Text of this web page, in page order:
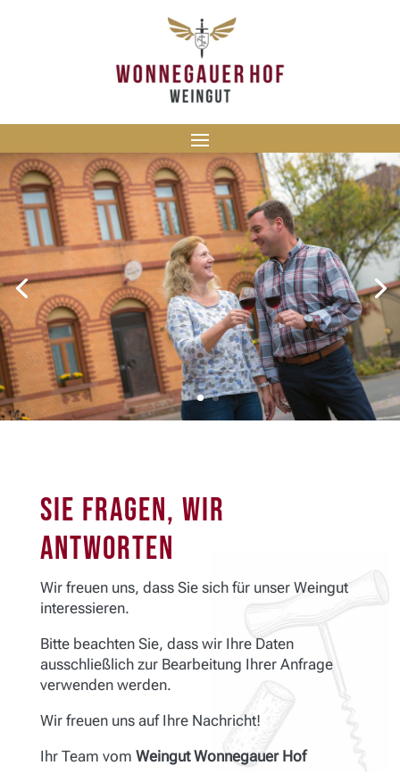
Sie Fragen, wir
antworten
Wir freuen uns, dass Sie sich für unser Weingut
interessieren.
Bitte beachten Sie, dass wir Ihre Daten
ausschließlich zur Bearbeitung Ihrer Anfrage
verwenden werden.
Wir freuen uns auf Ihre Nachricht!
Ihr Team vom Weingut Wonnegauer Hof